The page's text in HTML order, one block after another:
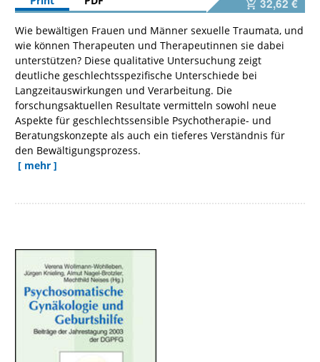
32,62 €
Wie bewältigen Frauen und Männer sexuelle Traumata, und
wie können Therapeuten und Therapeutinnen sie dabei
unterstützen? Diese qualitative Untersuchung zeigt
deutliche geschlechtsspezifische Unterschiede bei
Langzeitauswirkungen und Verarbeitung. Die
forschungsaktuellen Resultate vermitteln sowohl neue
Aspekte für geschlechtssensible Psychotherapie- und
Beratungskonzepte als auch ein tieferes Verständnis für
den Bewältigungsprozess.
[ mehr ]